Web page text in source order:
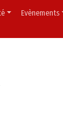
Evènements